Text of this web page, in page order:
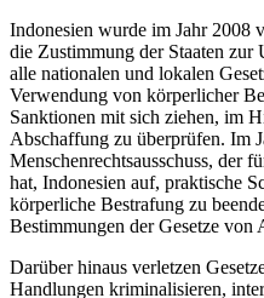
Indonesien wurde im Jahr 2008
die Zustimmung der Staaten
alle nationalen und lokalen
Verwendung von körperlicher
Sanktionen mit sich ziehen, im
Abschaffung zu überprüfen. Im
Menschenrechtsausschuss, der
hat, Indonesien auf, praktische
körperliche Bestrafung zu
Bestimmungen der Gesetze von
Darüber hinaus verletzen
Handlungen kriminalisieren,